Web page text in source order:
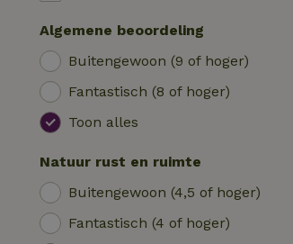
Algemene beoordeling
Buitengewoon (9 of hoger)
Fantastisch (8 of hoger)
Toon alles
Natuur rust en ruimte
Buitengewoon (4,5 of hoger)
Fantastisch (4 of hoger)